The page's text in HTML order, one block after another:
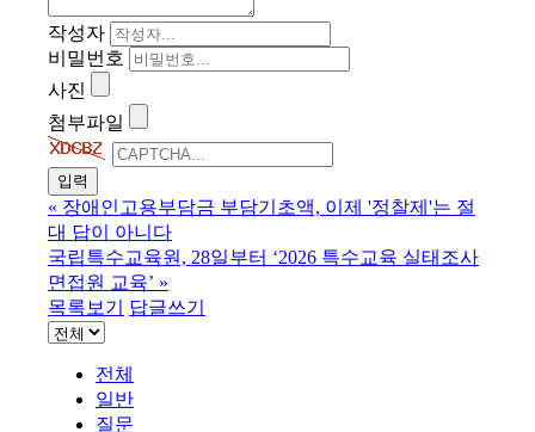
작성자
비밀번호
사진
첨부파일
« 장애인고용부담금 부담기초액, 이제 '정찰제'는 절
대 답이 아니다
국립특수교육원, 28일부터 ‘2026 특수교육 실태조사
면접원 교육’ »
목록보기
답글쓰기
전체
일반
질문